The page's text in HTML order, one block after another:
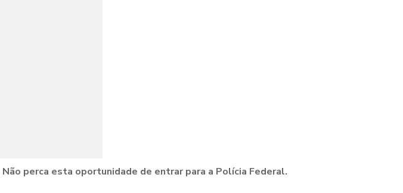
Não perca esta oportunidade de entrar para a Polícia Federal.